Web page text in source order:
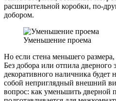
расширительной коробки, по-
добором.
Уменьшение проема
Но если стена меньшего
Без добора или отпила дверного
декоративного наличника будет
собой неприглядный внешний
вопрос: как уменьшить дверной